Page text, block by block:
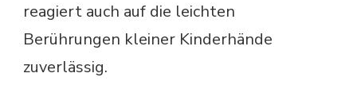
reagiert auch auf die leichten
Berührungen kleiner Kinderhände
zuverlässig.